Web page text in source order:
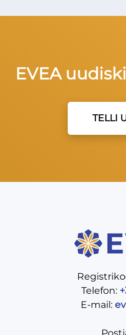
EVEA
TELLI
Telefon:
E-mail: